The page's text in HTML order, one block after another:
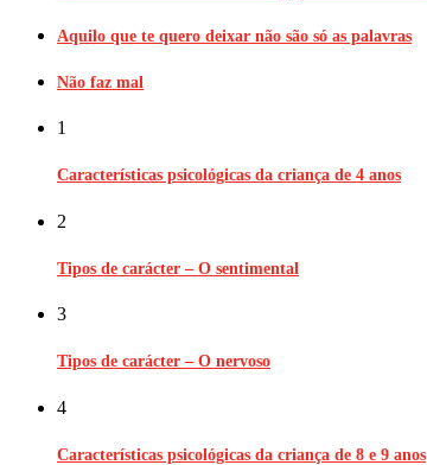
Aquilo que te quero deixar não são só as palavras
Não faz mal
1
Características psicológicas da criança de 4 anos
2
Tipos de carácter – O sentimental
3
Tipos de carácter – O nervoso
4
Características psicológicas da criança de 8 e 9 anos